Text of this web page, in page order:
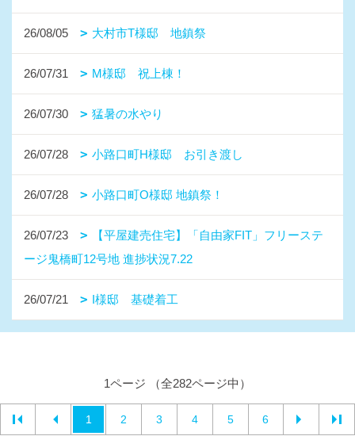
26/08/05 大村市T様邸 地鎮祭
26/07/31 M様邸 祝上棟！
26/07/30 猛暑の水やり
26/07/28 小路口町H様邸 お引き渡し
26/07/28 小路口町O様邸 地鎮祭！
26/07/23
【平屋建売住宅】「自由家FIT」フリーステ
ージ鬼橋町12号地 進捗状況7.22
26/07/21 I様邸 基礎着工
1ページ （全282ページ中）
1 2 3 4 5 6